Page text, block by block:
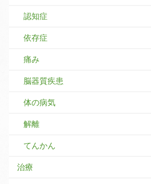
認知症
依存症
痛み
脳器質疾患
体の病気
解離
てんかん
治療